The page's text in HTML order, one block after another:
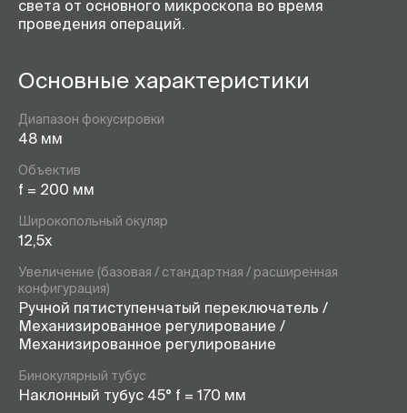
света от основного микроскопа во время
проведения операций.
Основные характеристики
Диапазон фокусировки
48 мм
Объектив
f = 200 мм
Широкопольный окуляр
12,5х
Увеличение (базовая / стандартная / расширенная
конфигурация)
Ручной пятиступенчатый переключатель /
Механизированное регулирование /
Механизированное регулирование
Бинокулярный тубус
Наклонный тубус 45° f = 170 мм